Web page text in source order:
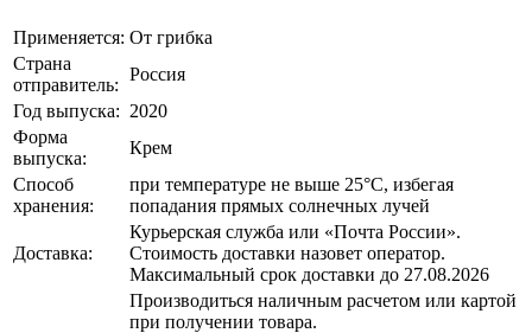
Применяется: От грибка
Страна
отправитель:
Россия
Год выпуска: 2020
Форма
выпуска:
Крем
Способ
хранения:
при температуре не выше 25°C, избегая
попадания прямых солнечных лучей
Доставка:
Курьерская служба или «Почта России».
Стоимость доставки назовет оператор.
Максимальный срок доставки до 27.08.2026
Производиться наличным расчетом или картой
при получении товара.